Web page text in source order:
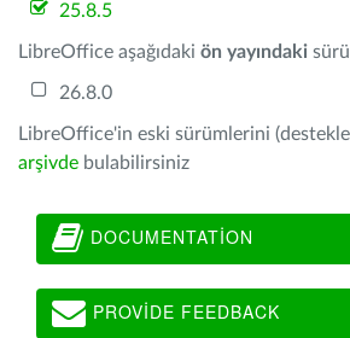
25.8.5
LibreOffice aşağıdaki ön yayındaki
26.8.0
LibreOffice'in eski sürümlerini
arşivde bulabilirsiniz
DOCUMENTATION
PROVIDE FEEDBACK